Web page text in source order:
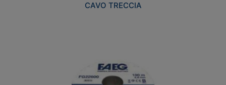
CAVO TRECCIA